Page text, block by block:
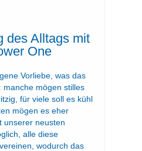
des Alltags mit
One
Vorliebe, was das
manche mögen stilles
für viele soll es kühl
mögen es eher
unserer neusten
alle diese
wodurch das